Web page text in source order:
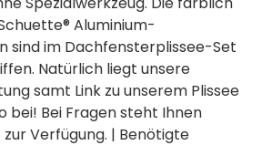
Aluminium-
sind im Dachfensterplissee-Set
Natürlich liegt unsere
samt Link zu unserem Plissee
bei! Bei Fragen steht Ihnen
Verfügung. | Benötigte